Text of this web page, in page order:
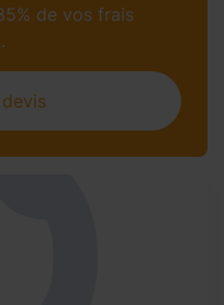
de vos frais